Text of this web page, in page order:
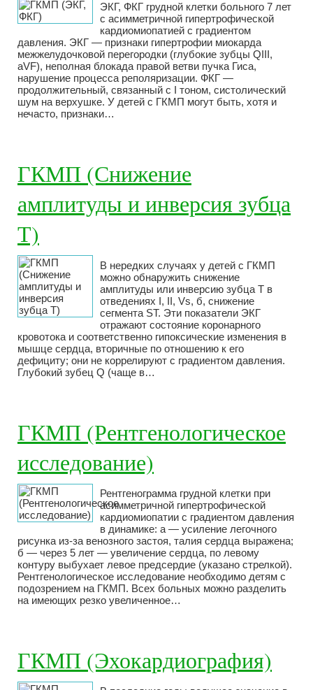
ЭКГ, ФКГ грудной клетки больного 7 лет
с асимметричной гипертрофической
кардиомиопатией с градиентом
давления. ЭКГ — признаки гипертрофии миокарда
межжелудочковой перегородки (глубокие зубцы QIII,
aVF), неполная блокада правой ветви пучка Гиса,
нарушение процесса реполяризации. ФКГ —
продолжительный, связанный с I тоном, систолический
шум на верхушке. У детей с ГКМП могут быть, хотя и
нечасто, признаки…
ГКМП (Снижение
амплитуды и инверсия зубца
Т)
В нередких случаях у детей с ГКМП
можно обнаружить снижение
амплитуды или инверсию зубца Т в
отведениях I, II, Vs, б, снижение
сегмента ST. Эти показатели ЭКГ
отражают состояние коронарного
кровотока и соответственно гипоксические изменения в
мышце сердца, вторичные по отношению к его
дефициту; они не коррелируют с градиентом давления.
Глубокий зубец Q (чаще в…
ГКМП (Рентгенологическое
исследование)
Рентгенограмма грудной клетки при
асимметричной гипертрофической
кардиомиопатии с градиентом давления
в динамике: а — усиление легочного
рисунка из-за венозного застоя, талия сердца выражена;
б — через 5 лет — увеличение сердца, по левому
контуру выбухает левое предсердие (указано стрелкой).
Рентгенологическое исследование необходимо детям с
подозрением на ГКМП. Всех больных можно разделить
на имеющих резко увеличенное…
ГКМП (Эхокардиография)